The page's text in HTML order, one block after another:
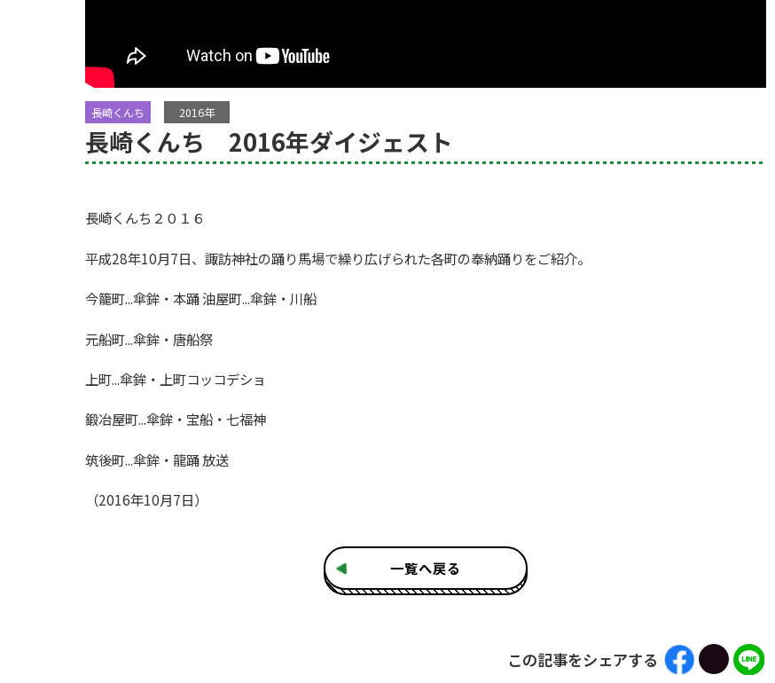
長崎くんち 2016年
長崎くんち 2016年ダイジェスト
長崎くんち２０１６
平成28年10月7日、諏訪神社の踊り馬場で繰り広げられた各町の奉納踊りをご紹介。
今籠町...傘鉾・本踊 油屋町...傘鉾・川船
元船町...傘鉾・唐船祭
上町...傘鉾・上町コッコデショ
鍛冶屋町...傘鉾・宝船・七福神
筑後町...傘鉾・龍踊 放送
（2016年10月7日）
一覧へ戻る
この記事をシェアする